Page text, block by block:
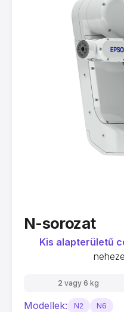
N-sorozat
Kis alapterületű
2 vagy 6 kg
Modellek: N2 N6